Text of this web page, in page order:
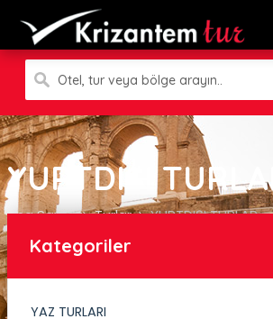
Otel, tur veya bölge arayın..
YURTDIŞI TURLAR
Ana Sayfa Turlar YURTDIŞI TURLAR
Kategoriler
YAZ TURLARI